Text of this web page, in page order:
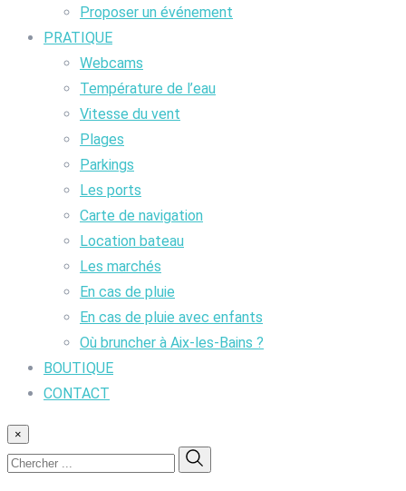
Proposer un événement
PRATIQUE
Webcams
Température de l’eau
Vitesse du vent
Plages
Parkings
Les ports
Carte de navigation
Location bateau
Les marchés
En cas de pluie
En cas de pluie avec enfants
Où bruncher à Aix-les-Bains ?
BOUTIQUE
CONTACT
×